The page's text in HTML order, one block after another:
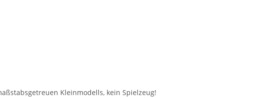
Kleinmodells, kein Spielzeug!